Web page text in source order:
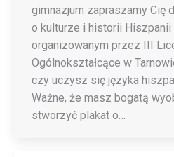
gimnazjum zapraszamy Cię
o kulturze i historii Hiszpanii
organizowanym przez III
Ogólnokształcące w
czy uczysz się języka
Ważne, że masz bogatą
stworzyć plakat o…